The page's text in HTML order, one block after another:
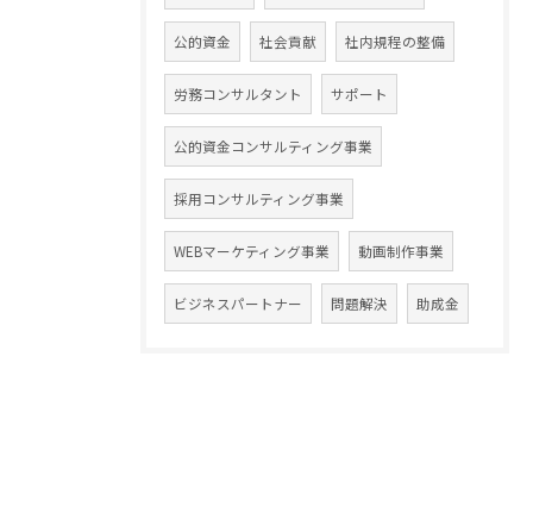
公的資金 社会貢献 社内規程の整備
労務コンサルタント サポート
公的資金コンサルティング事業
採用コンサルティング事業
WEBマーケティング事業 動画制作事業
ビジネスパートナー 問題解決 助成金